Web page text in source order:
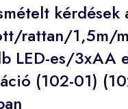
kérdések
rattan/1,5m/
LED-es/3xAA
(102-01)